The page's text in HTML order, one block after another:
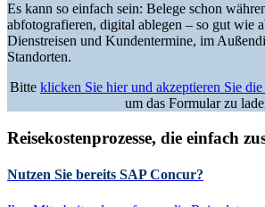
Es kann so einfach sein: Belege schon
abfotografieren, digital ablegen – so gut wie
Dienstreisen und Kundentermine, im
Standorten.
Bitte klicken Sie hier und akzeptieren Sie
um das Formular zu
Reisekostenprozesse, die einfach
Nutzen Sie bereits SAP Concur?